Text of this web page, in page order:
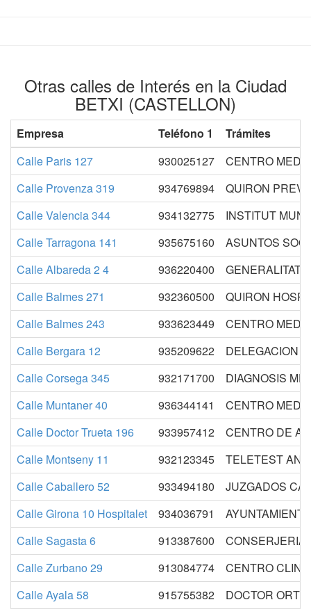
Otras calles de Interés en la Ciudad
BETXI (CASTELLON)
Empresa Teléfono 1
Trámites
Calle Paris 127
930025127
CENTRO
Calle Provenza 319
934769894
QUIRON
Calle Valencia 344
934132775
INSTITUT
Calle Tarragona 141
935675160
ASUNTOS
Calle Albareda 2 4
936220400
GENERALITAT
Calle Balmes 271
932360500
QUIRON
Calle Balmes 243
933623449
CENTRO
Calle Bergara 12
935209622
DELEGACION
Calle Corsega 345
932171700
DIAGNOSIS
Calle Muntaner 40
936344141
CENTRO
Calle Doctor Trueta 196
933957412
CENTRO DE
Calle Montseny 11
932123345
TELETEST
Calle Caballero 52
933494180
JUZGADOS
Calle Girona 10 Hospitalet
934036791
Calle Sagasta 6
913387600
CONSERJERIA
Calle Zurbano 29
913084774
CENTRO
Calle Ayala 58
915755382 DOCTOR